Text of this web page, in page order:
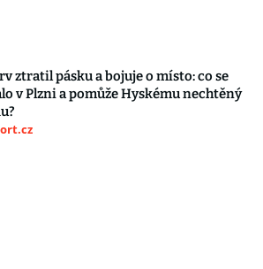
ztratil pásku a bojuje o místo: co se
v Plzni a pomůže Hyskému nechtěný